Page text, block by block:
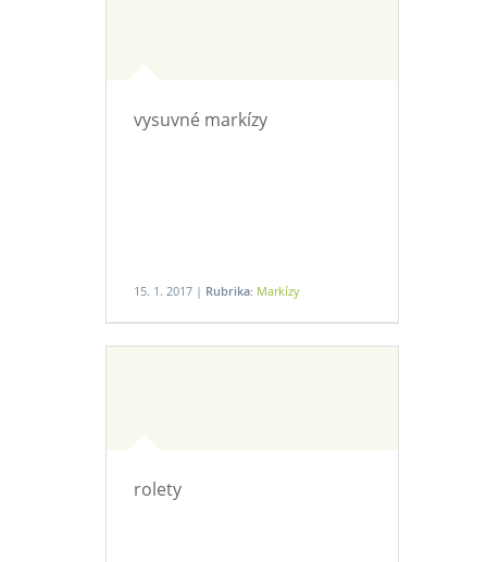
vysuvné markízy
15. 1. 2017 | Rubrika: Markízy
rolety